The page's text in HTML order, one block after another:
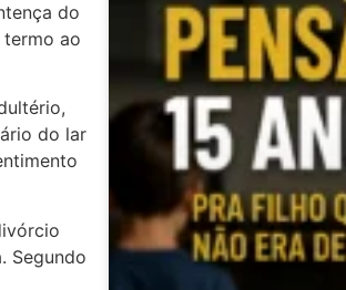
do
ao
do lar
Segundo